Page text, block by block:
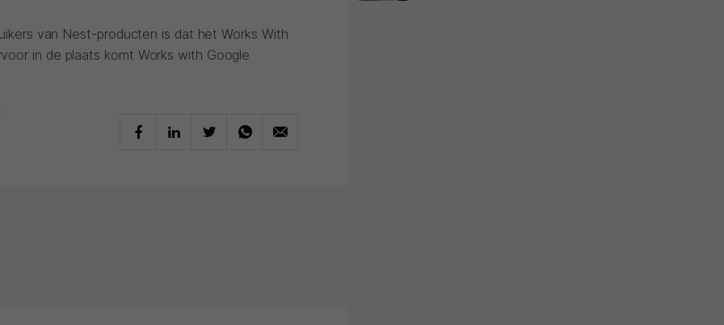
van Nest-producten is dat het Works With
in de plaats komt Works with Google